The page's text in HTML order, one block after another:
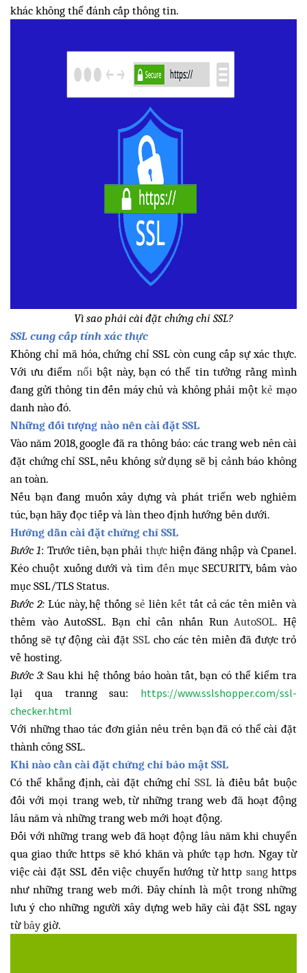
khác không thể đánh cắp thông tin.
Vì sao phải cài đặt chứng chỉ SSL?
SSL cung cấp tính xác thực
Không chỉ mã hóa, chứng chỉ SSL còn cung cấp sự xác thực.
Với ưu điểm nổi bật này, bạn có thể tin tưởng rằng mình
đang gửi thông tin đến máy chủ và không phải mộtkẻ mạo
danh nào đó.
Những đối tượng nào nên cài đặt SSL
Vào năm 2018, google đã ra thông báo: các trang web nên cài
đặt chứng chỉ SSL, nếu không sử dụng sẽ bị cảnh báo không
an toàn.
Nếu bạn đang muốn xây dựng và phát triển web nghiêm
túc, bạn hãy đọc tiếp và làn theo định hướng bên dưới.
Hướng dẫn cài đặt chứng chỉ SSL
Bước 1: Trước tiên, bạn phải thựchiện đăng nhập và Cpanel.
Kéo chuột xuống dưới và tìm đến mụcSECURITY, bấm vào
mục SSL/TLS Status.
Bước 2:Lúc này, hệ thốngsẻ liên kếttất cả các tên miền và
thêm vào AutoSSL. Bạn chỉ cần nhấn Run AutoSOL. Hệ
thống sẽ tự động cài đặt SSLcho các tên miền đã được trỏ
về hosting.
Bước 3: Sau khi hệ thống báo hoàn tất, bạn có thể kiểm tra
lại qua tranng sau: https://www.sslshopper.com/ssl-
checker.html
Với những thao tác đơn giản nêu trên bạn đã có thể cài đặt
thành công SSL.
Khi nào cần cài đặt chứng chỉ bảo mật SSL
Có thể khẳng định, cài đặt chứng chỉ SSL là điều bắt buộc
đối với mọi trang web, từ những trang web đã hoạt động
lâu năm và những trang web mới hoạt động.
Đối với những trang web đã hoạt động lâu năm khi chuyển
qua giao thức https sẽ khó khăn và phức tạp hơn. Ngay từ
việc cài đặt SSL đến việc chuyển hướng từ http sanghttps
như những trang web mới. Đây chính là một trong những
lưu ý cho những người xây dựng web hãy cài đặt SSL ngay
từbây giờ.